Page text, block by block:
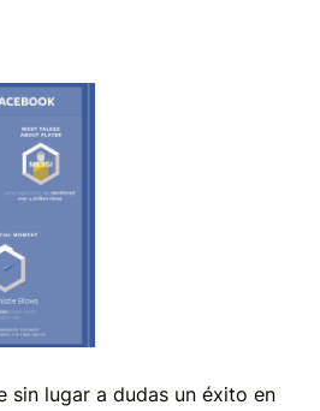
sin lugar a dudas un éxito en